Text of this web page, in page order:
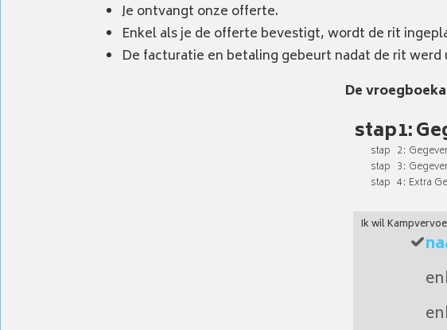
Je ontvangt onze offerte.
Enkel als je de offerte bevestigt, wordt de rit
De facturatie en betaling gebeurt nadat de rit werd
De
1
2
3
4 Extra
Ik wil